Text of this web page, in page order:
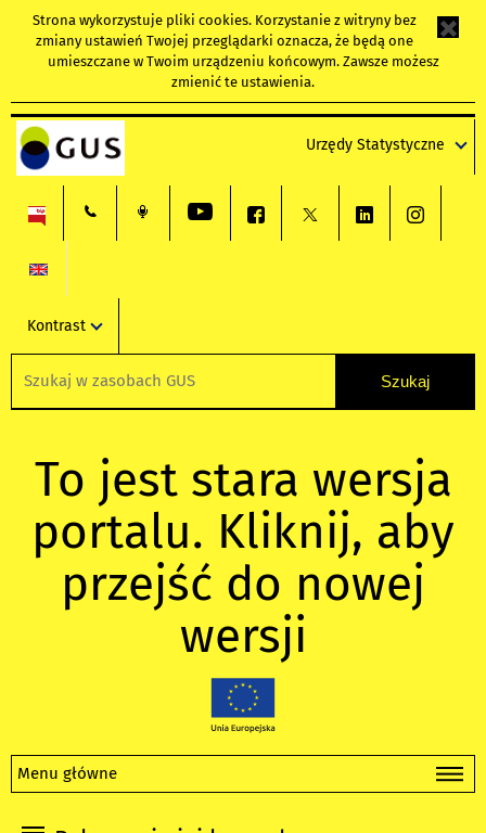
Strona wykorzystuje pliki cookies. Korzystanie z witryny bez
zmiany ustawień Twojej przeglądarki oznacza, że będą one
umieszczane w Twoim urządzeniu końcowym. Zawsze możesz
zmienić te ustawienia.
Urzędy Statystyczne
Kontrast
To jest stara wersja
portalu. Kliknij, aby
przejść do nowej
wersji
Menu główne